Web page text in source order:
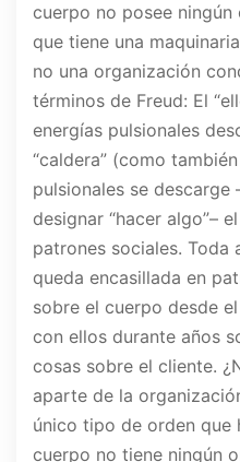
cuerpo no posee
que tiene una
no una organización
términos de Freud: El
energías pulsionales
“caldera” (como
pulsionales se descarge
designar “hacer algo”–
patrones sociales. Toda
queda encasillada en
sobre el cuerpo desde
con ellos durante años
cosas sobre el cliente.
aparte de la
único tipo de orden que
cuerpo no tiene ningún